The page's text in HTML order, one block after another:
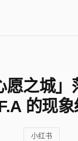
愿之城」
的现
小红书